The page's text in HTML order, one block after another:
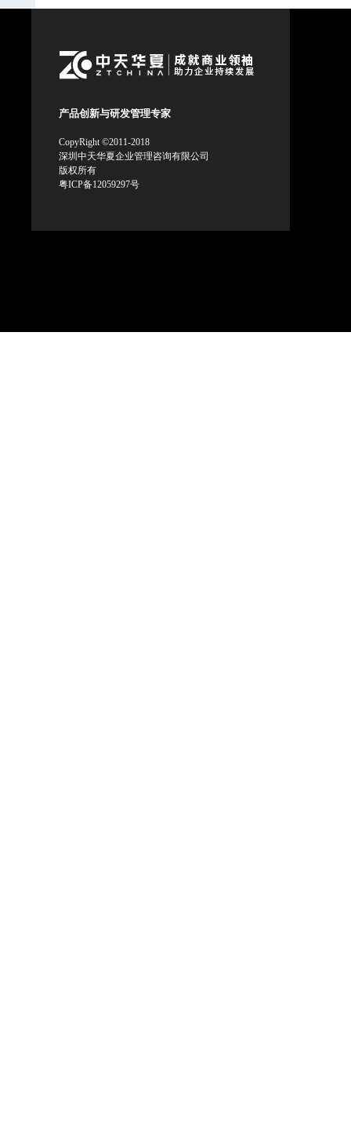
产品创新与研发管理专家
CopyRight ©2011-2018
深圳中天华夏企业管理咨询有限公司
版权所有
粤ICP备12059297号